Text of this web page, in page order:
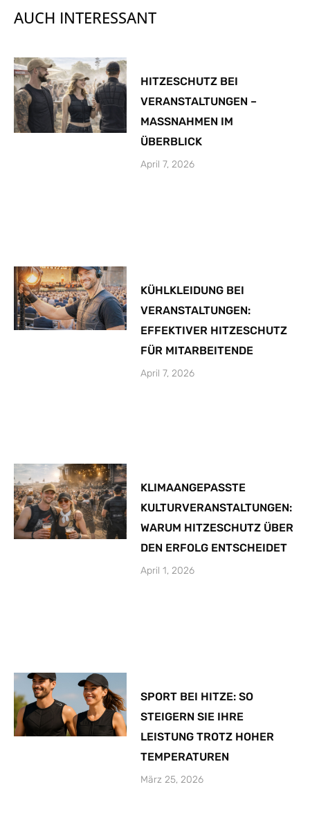
AUCH INTERESSANT
HITZESCHUTZ BEI
VERANSTALTUNGEN –
MASSNAHMEN IM
ÜBERBLICK
April 7, 2026
KÜHLKLEIDUNG BEI
VERANSTALTUNGEN:
EFFEKTIVER HITZESCHUTZ
FÜR MITARBEITENDE
April 7, 2026
KLIMAANGEPASSTE
KULTURVERANSTALTUNGEN:
WARUM HITZESCHUTZ ÜBER
DEN ERFOLG ENTSCHEIDET
April 1, 2026
SPORT BEI HITZE: SO
STEIGERN SIE IHRE
LEISTUNG TROTZ HOHER
TEMPERATUREN
März 25, 2026